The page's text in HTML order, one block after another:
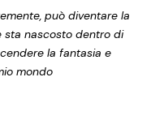
può diventare la
sta nascosto dentro di
la fantasia e
mondo